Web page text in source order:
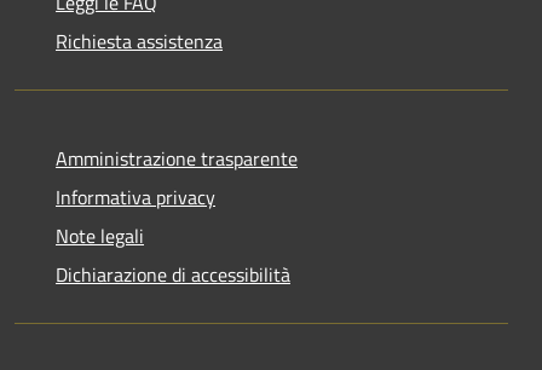
Richiesta assistenza
Amministrazione trasparente
Informativa privacy
Note legali
Dichiarazione di accessibilità